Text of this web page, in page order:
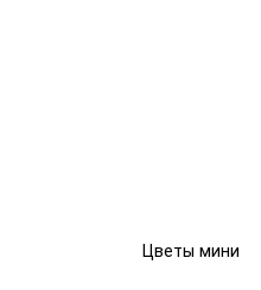
Цветы мини